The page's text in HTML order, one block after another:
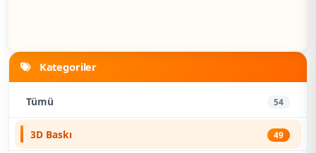
Kategoriler
Tümü 54
3D Baskı 49